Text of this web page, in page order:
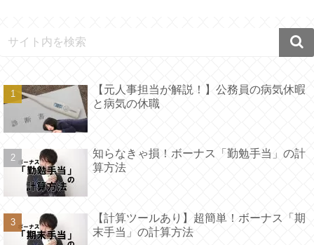
【元人事担当が解説！】公務員の病気休暇
と病気の休職
知らなきゃ損！ボーナス「勤勉手当」の計
算方法
【計算ツールあり】超簡単！ボーナス「期
末手当」の計算方法